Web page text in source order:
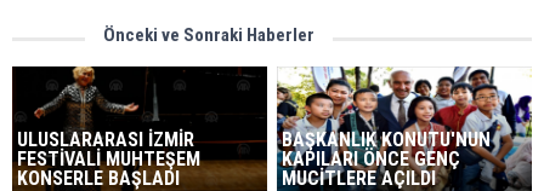
Önceki ve Sonraki Haberler
ULUSLARARASI İZMİR
FESTİVALİ MUHTEŞEM
KONSERLE BAŞLADI
BAŞKANLIK KONUTU'NUN
KAPILARI ÖNCE GENÇ
MUCİTLERE AÇILDI